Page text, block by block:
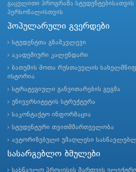
გაცვლითი პროგრამა სტუდენტებისათვის
პერსონალისთვის
პოპულარული გვერდები
სტუდენტთა გზამკვლევი
აკადემიური კალენდარი
ბათუმის შოთა რუსთაველის
ისტორია
სტრატეგიული განვითარების გეგმა
უნივერსიტეტის სტრუქტურა
საკონტაქტო ინფორმაცია
სტუდენტური თვითმმართველობა
ავტორიზებული უმაღლესი
სასარგებლო ბმულები
სასწავლო პროცესის მართვის